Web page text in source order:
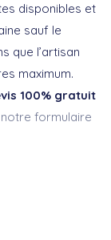
disponibles et
sauf le
que l’artisan
maximum.
100% gratuit
notre formulaire